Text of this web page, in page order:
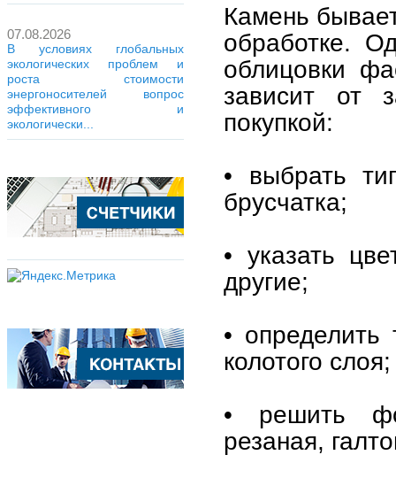
07.08.2026
В условиях глобальных
экологических проблем и
роста стоимости
энергоносителей вопрос
эффективного и
экологически...
Камень
обработке.
облицовки
зависит от
покупкой:
• выбрать
брусчатка;
• указать
другие;
• определить
колотого слоя;
• решить
резаная,